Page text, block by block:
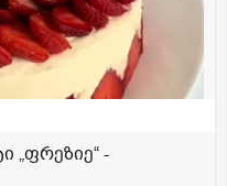
„ფრეზიე“ -